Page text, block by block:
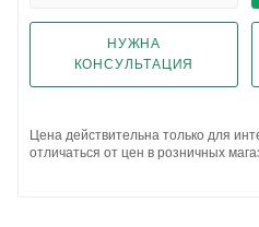
НУЖНА
КОНСУЛЬТАЦИЯ
Цена действительна только для
отличаться от цен в розничных